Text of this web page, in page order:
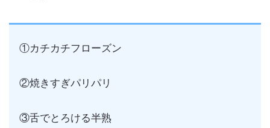
①カチカチフローズン
②焼きすぎパリパリ
③舌でとろける半熟